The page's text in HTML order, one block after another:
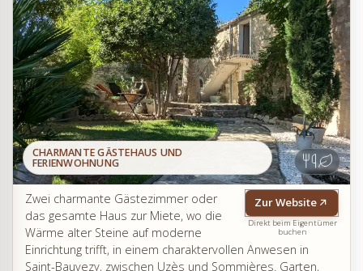
CHARMANTE GÄSTEHAUS UND
FERIENWOHNUNG
Zur Website
Direkt beim Eigentümer
buchen
Zwei charmante Gästezimmer oder
das gesamte Haus zur Miete, wo die
Wärme alter Steine auf moderne
Einrichtung trifft, in einem charaktervollen Anwesen in
Saint-Bauvezy, zwischen Uzès und Sommières. Garten,